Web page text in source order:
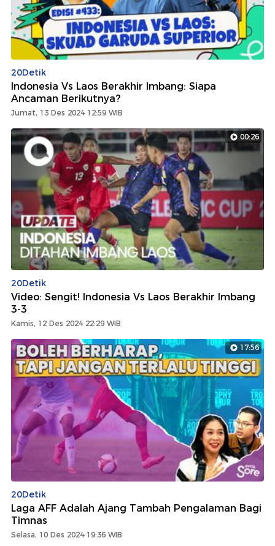
20Detik
Indonesia Vs Laos Berakhir Imbang: Siapa
Ancaman Berikutnya?
Jumat, 13 Des 2024 12:59 WIB
00:26
20Detik
Video: Sengit! Indonesia Vs Laos Berakhir Imbang
3-3
Kamis, 12 Des 2024 22:29 WIB
17:56
20Detik
Laga AFF Adalah Ajang Tambah Pengalaman Bagi
Timnas
Selasa, 10 Des 2024 19:36 WIB